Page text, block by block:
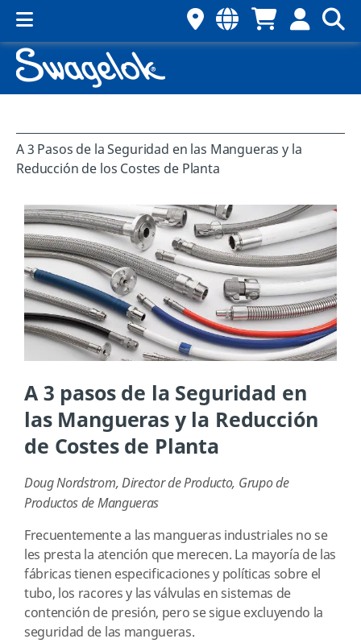
A 3 Pasos de la Seguridad en las Mangueras y la
Reducción de los Costes de Planta
A 3 pasos de la Seguridad en
las Mangueras y la Reducción
de Costes de Planta
Doug Nordstrom, Director de Producto, Grupo de
Productos de Mangueras
Frecuentemente a las mangueras industriales no se
les presta la atención que merecen. La mayoría de las
fábricas tienen especificaciones y políticas sobre el
tubo, los racores y las válvulas en sistemas de
contención de presión, pero se sigue excluyendo la
seguridad de las mangueras.